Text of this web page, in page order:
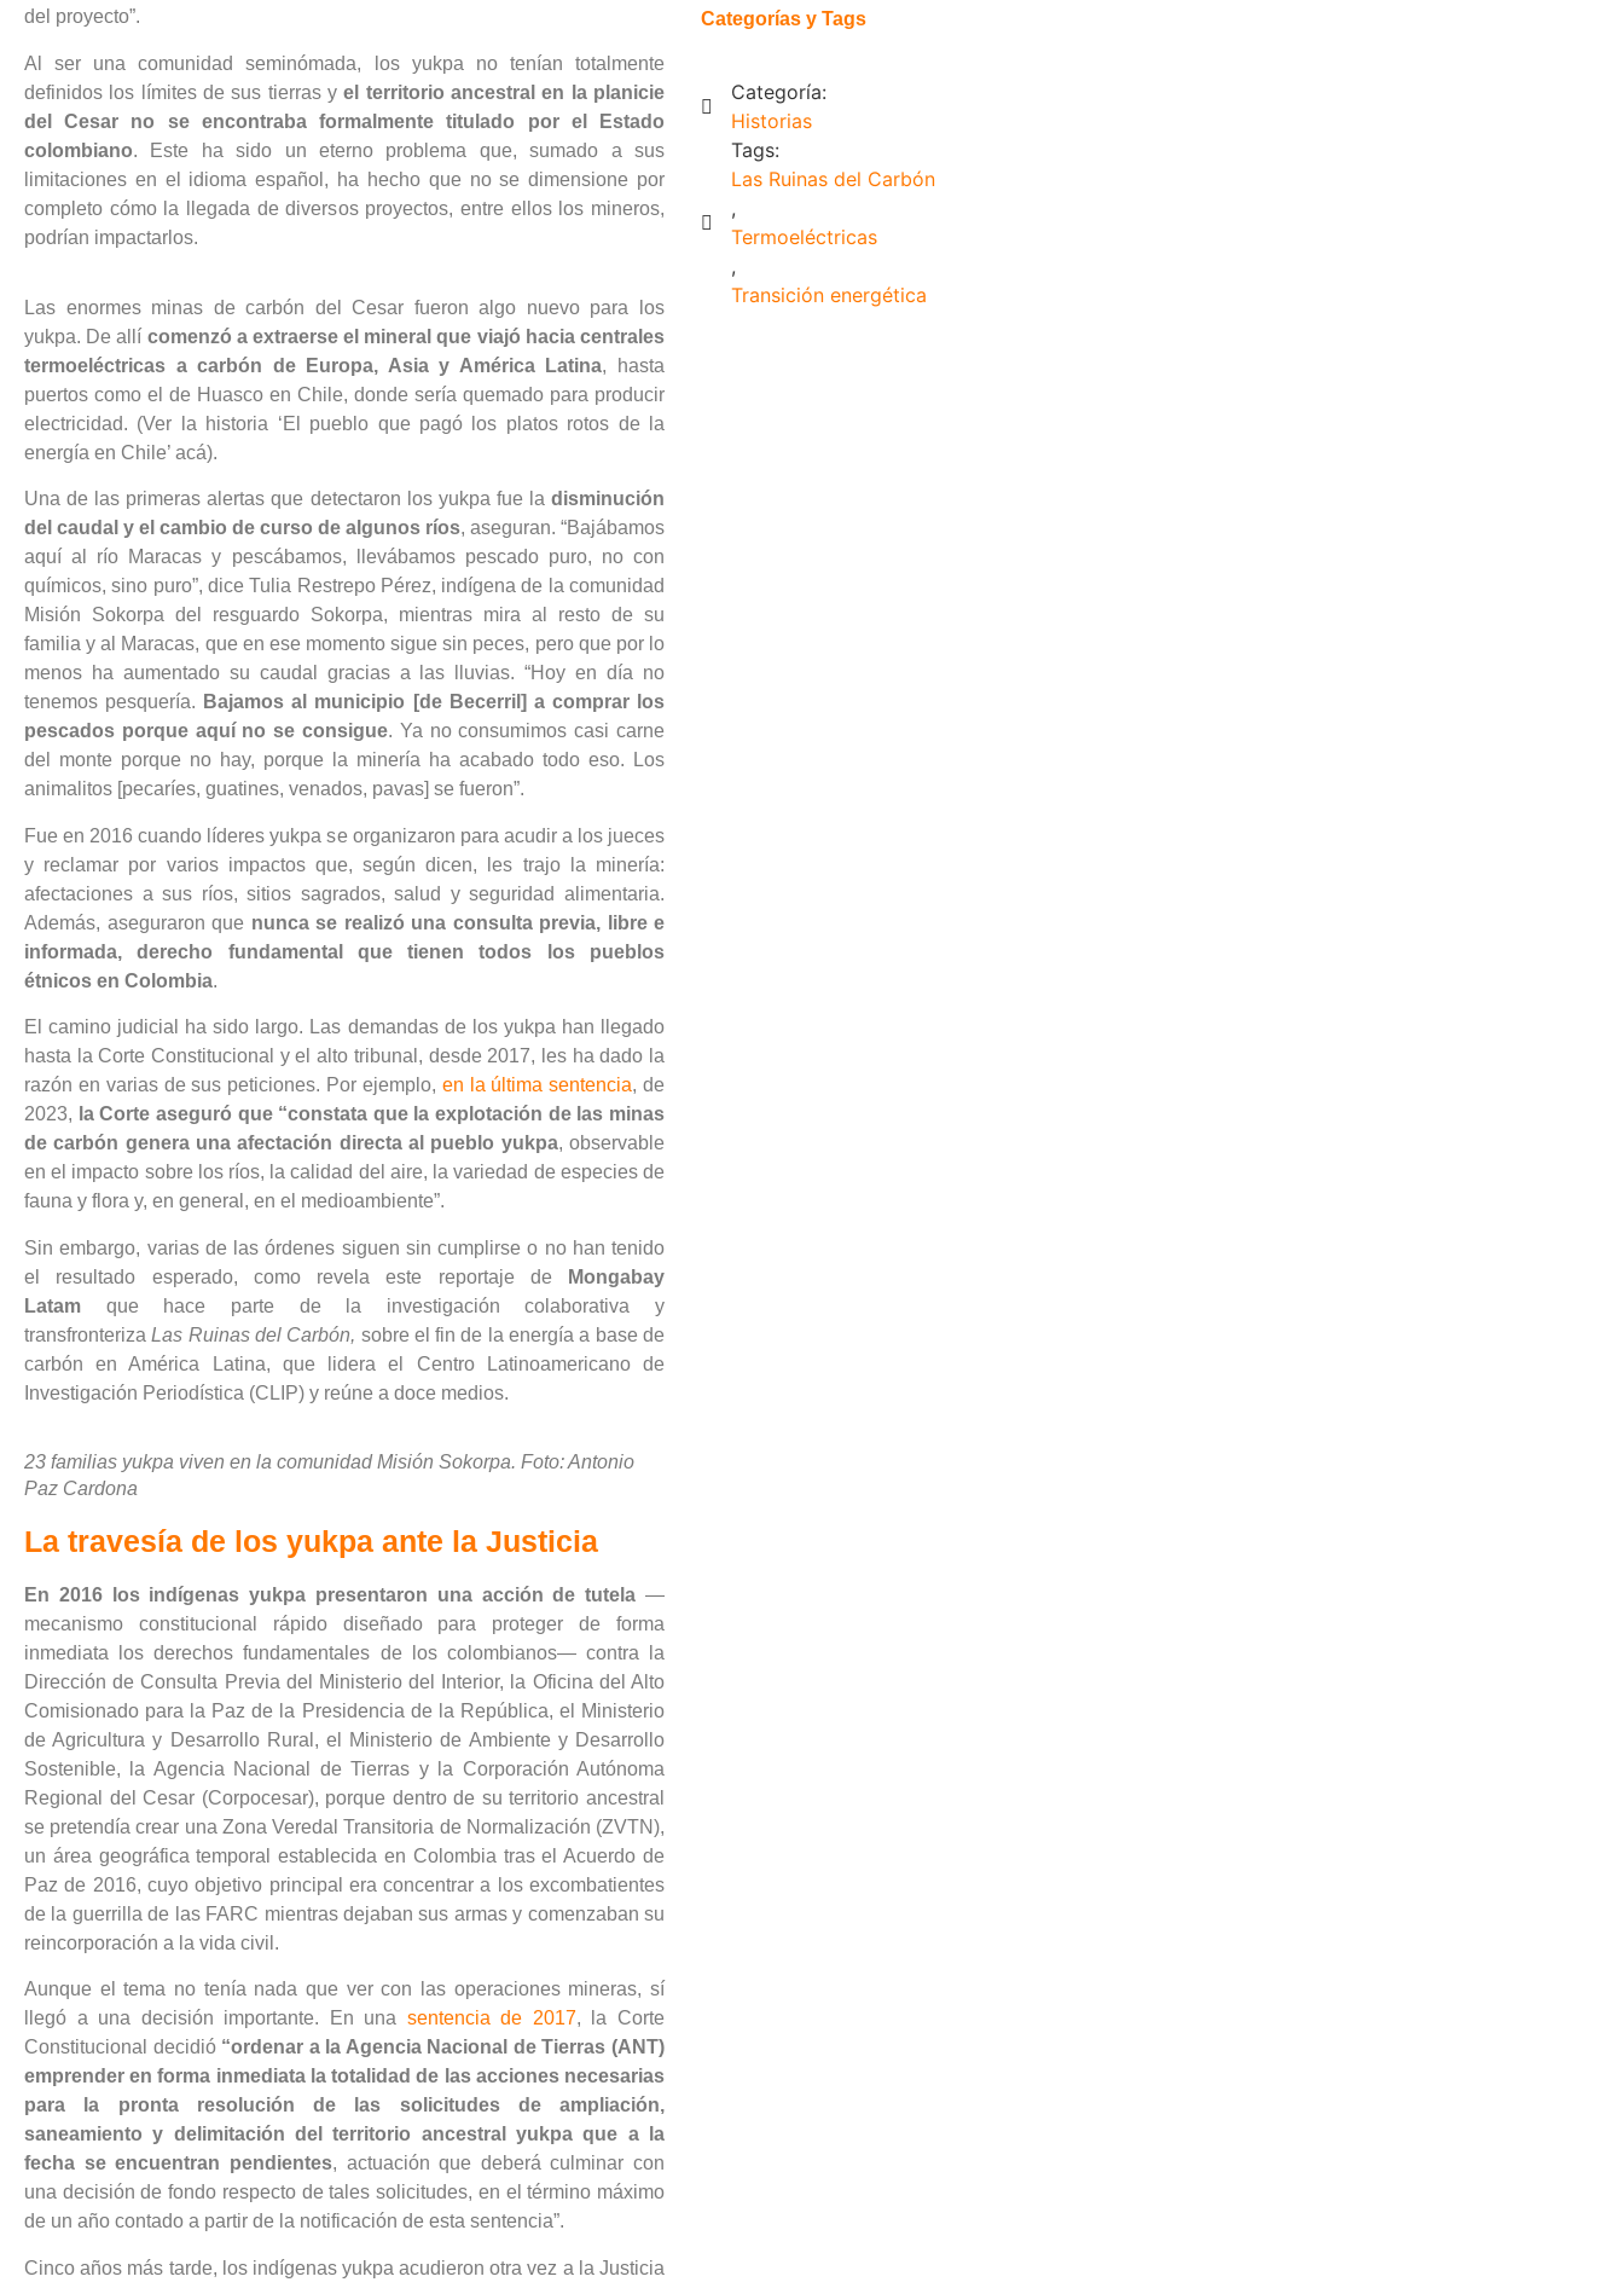
del proyecto”.
Al ser una comunidad seminómada, los yukpa no tenían totalmente
definidos los límites de sus tierras yel territorio ancestral en la planicie
del Cesar no se encontraba formalmente titulado por el Estado
colombiano. Este ha sido un eterno problema que, sumado a sus
limitaciones en el idioma español, ha hecho que no se dimensione por
completo cómo la llegada de diversos proyectos, entre ellos los mineros,
podrían impactarlos.
Las enormes minas de carbón del Cesar fueron algo nuevo para los
yukpa. De allí comenzó a extraerse el mineral que viajó hacia centrales
termoeléctricas a carbón de Europa, Asia y América Latina, hasta
puertos como el de Huasco en Chile, donde sería quemado para producir
electricidad. (Ver la historia ‘El pueblo que pagó los platos rotos de la
energía en Chile’ acá).
Una de las primeras alertas que detectaron los yukpa fue la disminución
del caudal y el cambio de curso de algunos ríos, aseguran. “Bajábamos
aquí al río Maracas y pescábamos, llevábamos pescado puro, no con
químicos, sino puro”, dice Tulia Restrepo Pérez, indígena de la comunidad
Misión Sokorpa del resguardo Sokorpa, mientras mira al resto de su
familia y al Maracas, que en ese momento sigue sin peces, pero que por lo
menos ha aumentado su caudal gracias a las lluvias. “Hoy en día no
tenemos pesquería. Bajamos al municipio [de Becerril] a comprar los
pescados porque aquí no se consigue. Ya no consumimos casi carne
del monte porque no hay, porque la minería ha acabado todo eso. Los
animalitos [pecaríes, guatines, venados, pavas] se fueron”.
Fue en 2016 cuando líderes yukpa se organizaron para acudir a los jueces
y reclamar por varios impactos que, según dicen, les trajo la minería:
afectaciones a sus ríos, sitios sagrados, salud y seguridad alimentaria.
Además, aseguraron que nunca se realizó una consulta previa, libre e
informada, derecho fundamental que tienen todos los pueblos
étnicos en Colombia.
El camino judicial ha sido largo. Las demandas de los yukpa han llegado
hasta la Corte Constitucional y el alto tribunal, desde 2017, les ha dado la
razón en varias de sus peticiones. Por ejemplo, en la última sentencia, de
2023, la Corte aseguró que “constata que la explotación de las minas
de carbón genera una afectación directa al pueblo yukpa, observable
en el impacto sobre los ríos, la calidad del aire, la variedad de especies de
fauna y flora y, en general, en el medioambiente”.
Sin embargo, varias de las órdenes siguen sin cumplirse o no han tenido
el resultado esperado, como revela este reportaje de
Mongabay
Latam que hace parte de la investigación colaborativa y
transfronterizaLas Ruinas del Carbón, sobre el fin de la energía a base de
carbón en América Latina, que lidera el Centro Latinoamericano de
Investigación Periodística (CLIP) y reúne a doce medios.
23 familias yukpa viven en la comunidad Misión Sokorpa. Foto: Antonio
Paz Cardona
La travesía de los yukpa ante la Justicia
En 2016 los indígenas yukpa presentaron una acción de tutela —
mecanismo constitucional rápido diseñado para proteger de forma
inmediata los derechos fundamentales de los colombianos— contra la
Dirección de Consulta Previa del Ministerio del Interior, la Oficina del Alto
Comisionado para la Paz de la Presidencia de la República, el Ministerio
de Agricultura y Desarrollo Rural, el Ministerio de Ambiente y Desarrollo
Sostenible, la Agencia Nacional de Tierras y la Corporación Autónoma
Regional del Cesar (Corpocesar), porque dentro de su territorio ancestral
se pretendía crear una Zona Veredal Transitoria de Normalización (ZVTN),
un área geográfica temporal establecida en Colombia tras el Acuerdo de
Paz de 2016, cuyo objetivo principal era concentrar a los excombatientes
de la guerrilla de las FARC mientras dejaban sus armas y comenzaban su
reincorporación a la vida civil.
Aunque el tema no tenía nada que ver con las operaciones mineras, sí
llegó a una decisión importante. En una sentencia de 2017, la Corte
Constitucional decidió “ordenar a la Agencia Nacional de Tierras (ANT)
emprender en forma inmediata la totalidad de las acciones necesarias
para la pronta resolución de las solicitudes de ampliación,
saneamiento y delimitación del territorio ancestral yukpa que a la
fecha se encuentran pendientes, actuación que deberá culminar con
una decisión de fondo respecto de tales solicitudes, en el término máximo
de un año contado a partir de la notificación de esta sentencia”.
Cinco años más tarde, los indígenas yukpa acudieron otra vez a la Justicia
Categorías y Tags
Categoría:
Historias
Tags:
Las Ruinas del Carbón
,
Termoeléctricas
,
Transición energética